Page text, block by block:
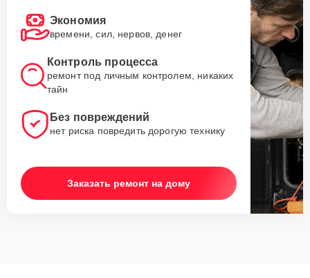
Экономия
времени, сил, нервов, денег
Контроль процесса
ремонт под личным контролем, никаких
тайн
Без повреждений
нет риска повредить дорогую технику
Заказать ремонт на дому